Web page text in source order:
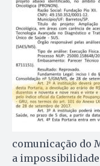
comunicação do
a